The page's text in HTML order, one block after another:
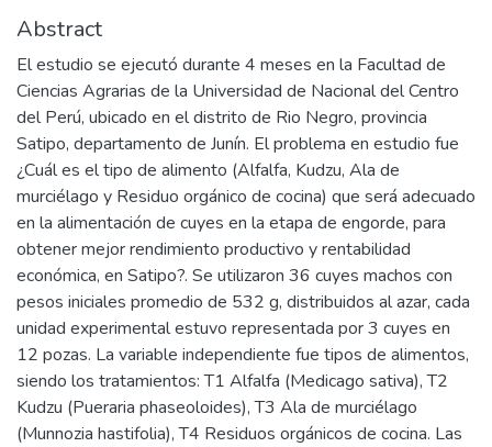
Abstract
El estudio se ejecutó durante 4 meses en la Facultad de
Ciencias Agrarias de la Universidad de Nacional del Centro
del Perú, ubicado en el distrito de Rio Negro, provincia
Satipo, departamento de Junín. El problema en estudio fue
¿Cuál es el tipo de alimento (Alfalfa, Kudzu, Ala de
murciélago y Residuo orgánico de cocina) que será adecuado
en la alimentación de cuyes en la etapa de engorde, para
obtener mejor rendimiento productivo y rentabilidad
económica, en Satipo?. Se utilizaron 36 cuyes machos con
pesos iniciales promedio de 532 g, distribuidos al azar, cada
unidad experimental estuvo representada por 3 cuyes en
12 pozas. La variable independiente fue tipos de alimentos,
siendo los tratamientos: T1 Alfalfa (Medicago sativa), T2
Kudzu (Pueraria phaseoloides), T3 Ala de murciélago
(Munnozia hastifolia), T4 Residuos orgánicos de cocina. Las